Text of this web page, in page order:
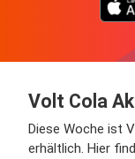
Volt Cola
Diese Woche ist
erhältlich. Hier